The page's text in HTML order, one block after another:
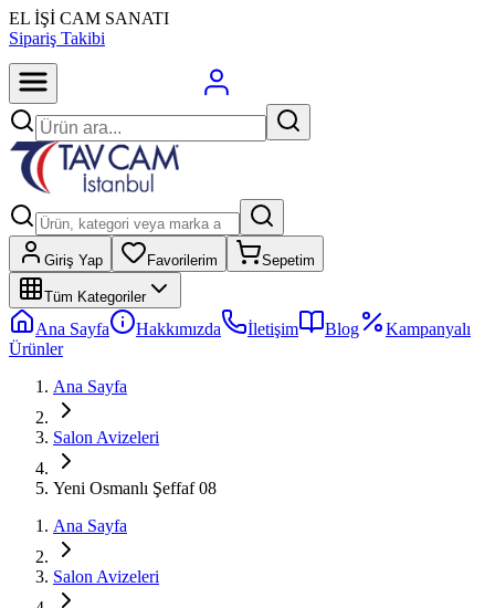
EL İŞİ CAM SANATI
Sipariş Takibi
Giriş Yap Favorilerim Sepetim
Tüm Kategoriler
Ana Sayfa Hakkımızda İletişim Blog
Kampanyalı
Ürünler
Ana Sayfa
Salon Avizeleri
Yeni Osmanlı Şeffaf 08
Ana Sayfa
Salon Avizeleri